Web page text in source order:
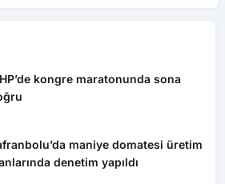
kongre maratonunda sona
maniye domatesi üretim
denetim yapıldı